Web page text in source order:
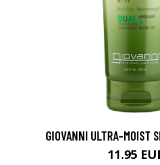
GIOVANNI ULTRA-MOIST
11.95